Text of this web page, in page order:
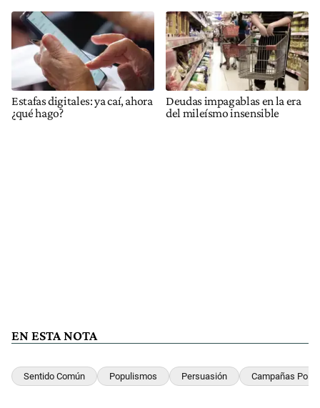
Estafas digitales: ya caí, ahora
¿qué hago?
Deudas impagablas en la era
del mileísmo insensible
EN ESTA NOTA
Sentido Común Populismos Persuasión Campañas